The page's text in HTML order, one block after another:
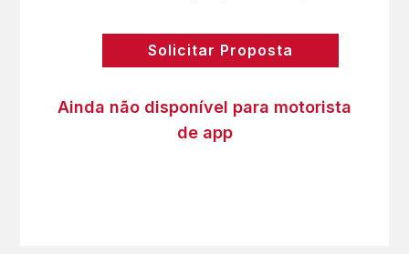
Solicitar Proposta
Ainda não disponível para motorista
de app